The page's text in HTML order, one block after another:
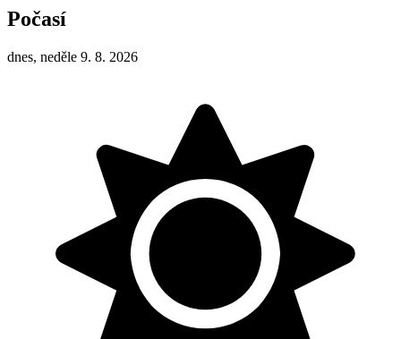
Počasí
dnes, neděle 9. 8. 2026